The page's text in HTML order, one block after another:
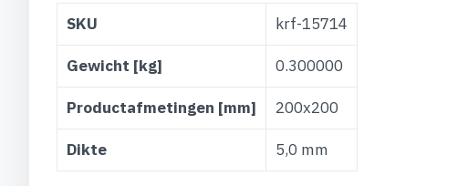
informatie
SKU krf-15714
Gewicht [kg] 0.300000
Productafmetingen [mm] 200x200
Dikte 5,0 mm